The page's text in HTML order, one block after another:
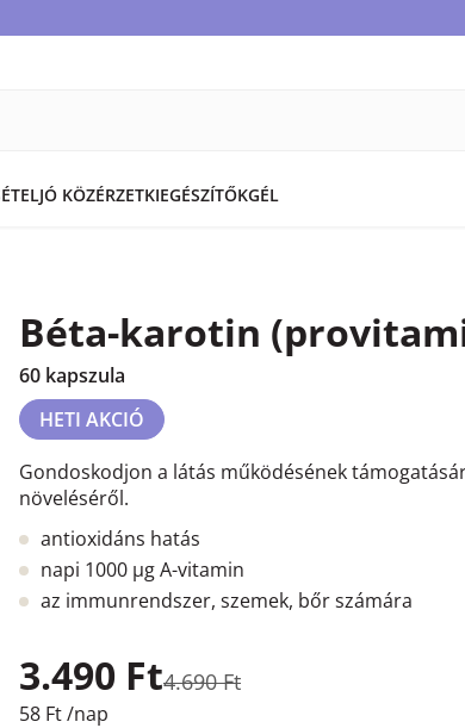
ÉTELJÓ KÖZÉRZETKIEGÉSZÍTŐKGÉL
Béta-karotin
60 kapszula
HETI AKCIÓ
Gondoskodjon a látás működésének
növeléséről.
antioxidáns hatás
napi 1000 µg A-vitamin
az immunrendszer, szemek, bőr számára
3.490 Ft4.690 Ft
58 Ft/nap